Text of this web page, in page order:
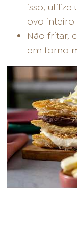
isso,
ovo inteiro
Não fritar,
em forno